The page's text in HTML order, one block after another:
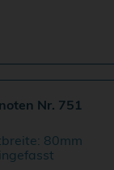
Nr. 751
80mm